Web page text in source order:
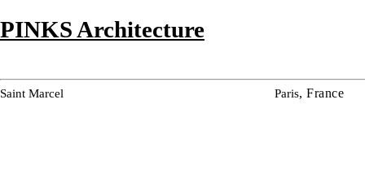
PINKS Architecture
Saint Marcel Paris, France